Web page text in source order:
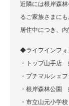
近隣には根岸森
るご家族さまにも
居住中につき、内
◆ライフインフ
・トップ山手店
・プチマルシェ
・根岸森林公園
・市立山元小学